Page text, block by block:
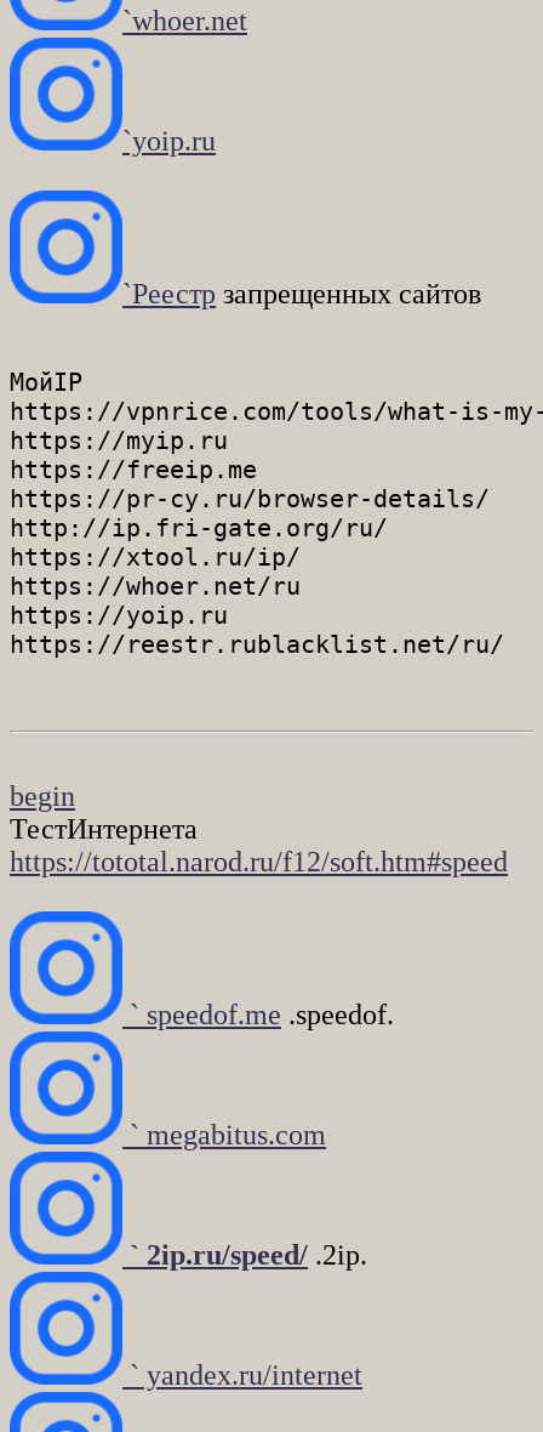
`whoer.net
`yoip.ru
`Реестр запрещенных сайтов
МойIP
https://vpnrice.com/tools/what-is-
https://myip.ru
https://freeip.me
https://pr-cy.ru/browser-details/
http://ip.fri-gate.org/ru/
https://xtool.ru/ip/
https://whoer.net/ru
https://yoip.ru
begin
ТестИнтернета
https://tototal.narod.ru/f12/soft.htm#speed
` speedof.me .speedof.
` megabitus.com
` 2ip.ru/speed/ .2ip.
` yandex.ru/internet